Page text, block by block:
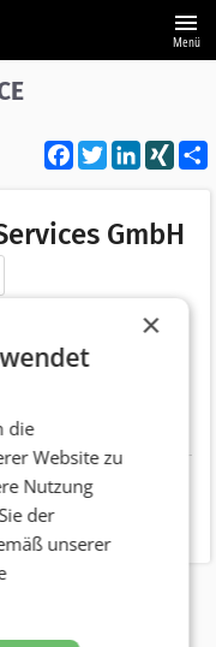
menu
Menü
Facebook
Twitter XING
GmbH
×
die
Website zu
Nutzung
der
unserer